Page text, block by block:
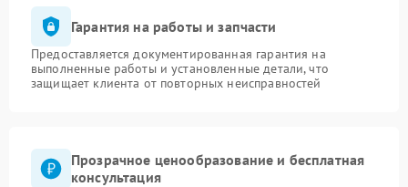
Гарантия на работы и запчасти
Предоставляется документированная гарантия на
выполненные работы и установленные детали, что
защищает клиента от повторных неисправностей
Прозрачное ценообразование и бесплатная
консультация